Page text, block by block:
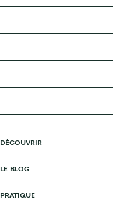
DÉCOUVRIR
LE BLOG
PRATIQUE